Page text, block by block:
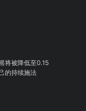
将被降低至0.15
的持续施法